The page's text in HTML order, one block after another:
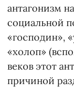
антагонизм
социальной
«господин»,
«холоп»
веков этот
причиной